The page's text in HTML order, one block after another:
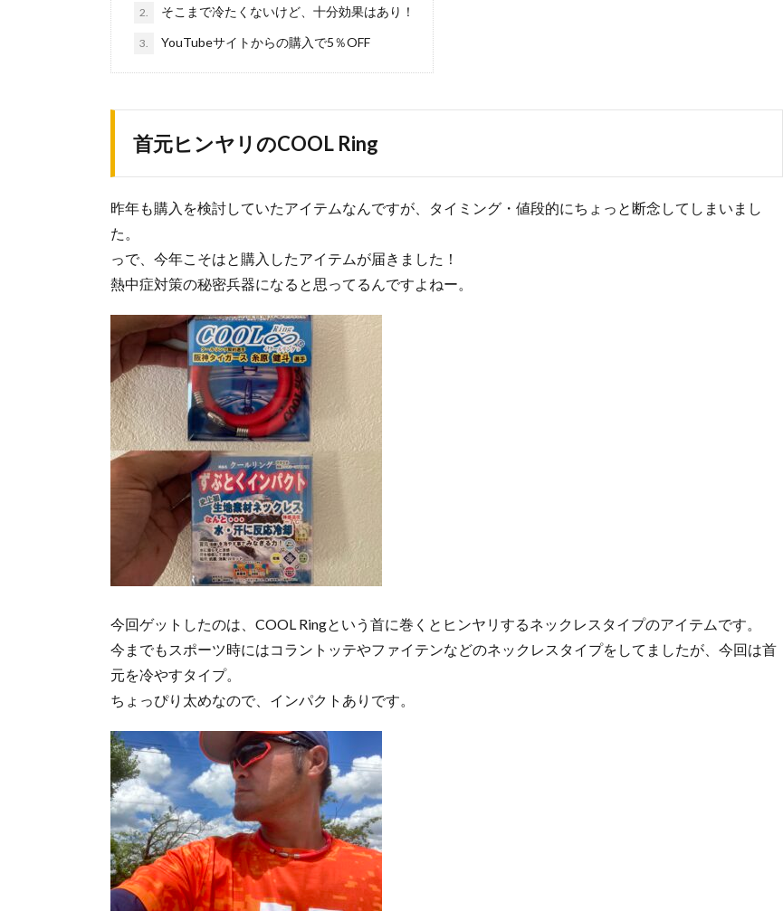
2. そこまで冷たくないけど、十分効果はあり！
3. YouTubeサイトからの購入で5％OFF
首元ヒンヤリのCOOL Ring
昨年も購入を検討していたアイテムなんですが、タイミング・値段的にちょっと断念してしまいまし
た。
っで、今年こそはと購入したアイテムが届きました！
熱中症対策の秘密兵器になると思ってるんですよねー。
今回ゲットしたのは、COOL Ringという首に巻くとヒンヤリするネックレスタイプのアイテムです。
今までもスポーツ時にはコラントッテやファイテンなどのネックレスタイプをしてましたが、今回は首
元を冷やすタイプ。
ちょっぴり太めなので、インパクトありです。